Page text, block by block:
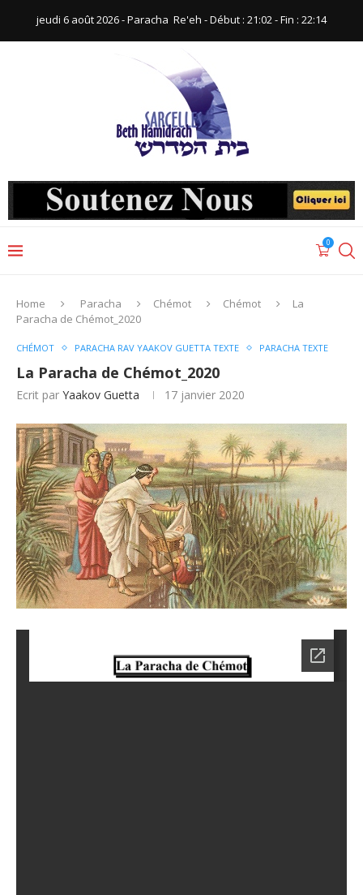
jeudi 6 août 2026 - Paracha ‪ Re'eh‬ - Début : 21:02‬ - Fin : ‪22:14‬
0
Home Paracha Chémot Chémot
La
Paracha de Chémot_2020
CHÉMOT PARACHA RAV YAAKOV GUETTA TEXTE PARACHA TEXTE
La Paracha de Chémot_2020
Ecrit par Yaakov Guetta 17 janvier 2020